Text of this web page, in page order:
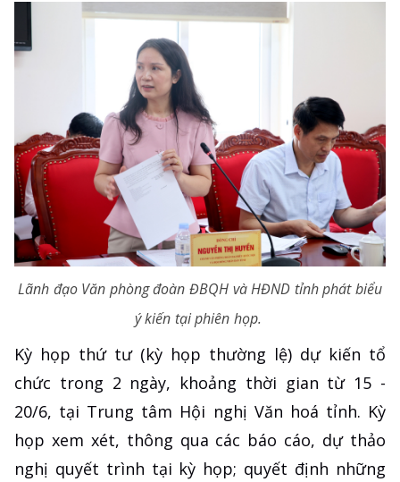
Lãnh đạo Văn phòng đoàn ĐBQH và HĐND tỉnh phát biểu
ý kiến tại phiên họp.
Kỳ họp thứ tư (kỳ họp thường lệ) dự kiến tổ
chức trong 2 ngày, khoảng thời gian từ 15 -
20/6, tại Trung tâm Hội nghị Văn hoá tỉnh. Kỳ
họp xem xét, thông qua các báo cáo, dự thảo
nghị quyết trình tại kỳ họp; quyết định những